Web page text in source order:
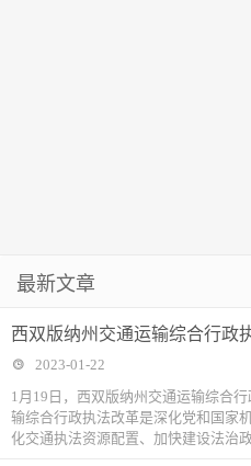
最新文章
西双版纳州交通运输综合行政
2023-01-22
1月19日，西双版纳州交通运输综合
输综合行政执法改革是深化党和国家
化交通执法资源配置、加快建设法治